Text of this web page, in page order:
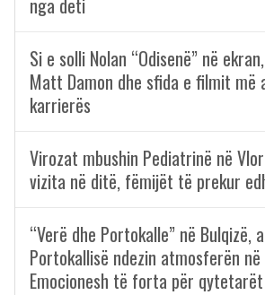
nga deti
Si e solli Nolan “Odisenë” në
Matt Damon dhe sfida e filmit më
karrierës
Virozat mbushin Pediatrinë në
vizita në ditë, fëmijët të prekur
“Verë dhe Portokalle” në Bulqizë,
Portokallisë ndezin atmosferën
Emocionesh të forta për qytetarët